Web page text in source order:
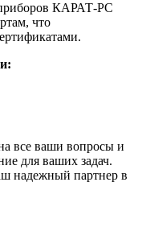
КАРАТ-РС
что
все ваши вопросы и
для ваших задач.
надежный партнер в